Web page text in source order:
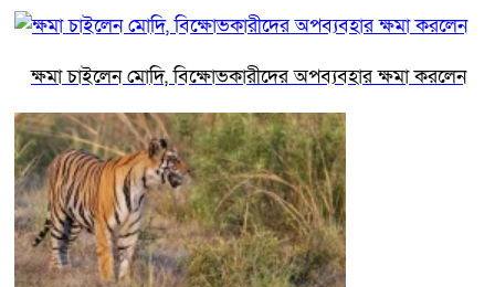
ক্ষমা চাইলেন মোদি, বিক্ষোভকারীদের অপব্যবহার ক্ষমা করলেন